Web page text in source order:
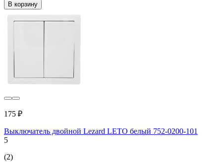
В корзину
175 ₽
Выключатель двойной Lezard LETO белый 752-0200-101
5
(2)